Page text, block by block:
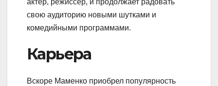
актер, режиссер, и продолжает радовать
свою аудиторию новыми шутками и
комедийными программами.
Карьера
Вскоре Маменко приобрел популярность